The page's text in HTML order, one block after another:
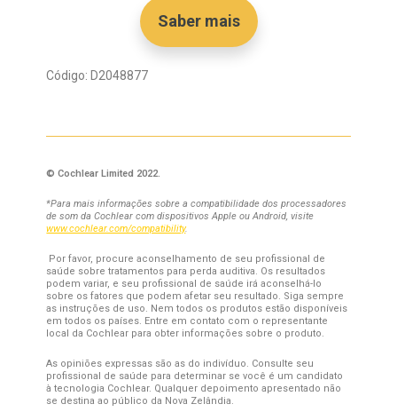
Saber mais
Código: D2048877
© Cochlear Limited 2022.
*Para mais informações sobre a compatibilidade dos processadores
de som da Cochlear com dispositivos Apple ou Android, visite
www.cochlear.com/compatibility.
Por favor, procure aconselhamento de seu profissional de
saúde sobre tratamentos para perda auditiva. Os resultados
podem variar, e seu profissional de saúde irá aconselhá-lo
sobre os fatores que podem afetar seu resultado. Siga sempre
as instruções de uso. Nem todos os produtos estão disponíveis
em todos os países. Entre em contato com o representante
local da Cochlear para obter informações sobre o produto.
As opiniões expressas são as do indivíduo. Consulte seu
profissional de saúde para determinar se você é um candidato
à tecnologia Cochlear. Qualquer depoimento apresentado não
se destina ao público da Nova Zelândia.